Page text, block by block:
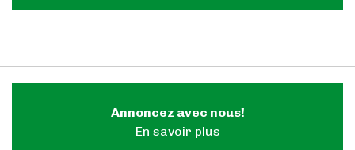
Annoncez avec nous!
En savoir plus